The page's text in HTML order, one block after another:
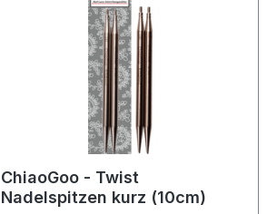
ChiaoGoo - Twist
Nadelspitzen kurz (10cm)